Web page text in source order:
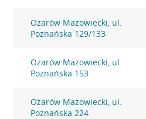
Ożarów Mazowiecki, ul.
Poznańska 129/133
Ożarów Mazowiecki, ul.
Poznańska 153
Ożarów Mazowiecki, ul.
Poznańska 224